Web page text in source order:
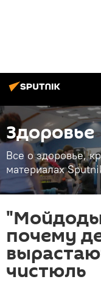
Здоровье
Все о здоровье,
материалах
почему
чистюль